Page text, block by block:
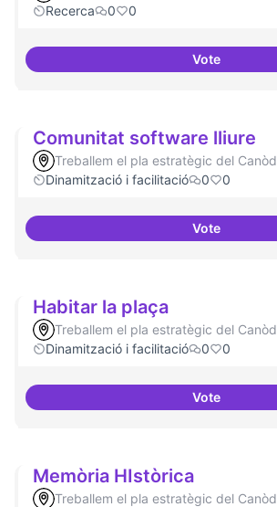
Recerca
0 0
VoteContactes
Comunitat software lliure
Treballem el pla estratègic del
Dinamització i facilitació
0 0
VoteComunitat
Habitar la plaça
Treballem el pla estratègic del
Dinamització i facilitació
0 0
VoteHabitar la
Memòria HIstòrica
Treballem el pla estratègic del